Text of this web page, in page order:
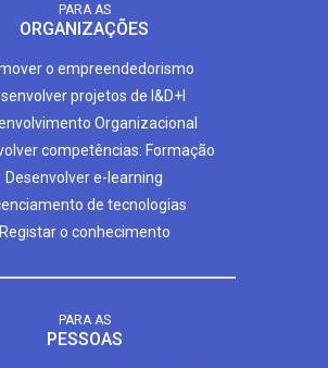
PARA AS
ORGANIZAÇÕES
o empreendedorismo
projetos de I&D+I
Organizacional
competências: Formação
Desenvolver e-learning
de tecnologias
Registar o conhecimento
PARA AS
PESSOAS